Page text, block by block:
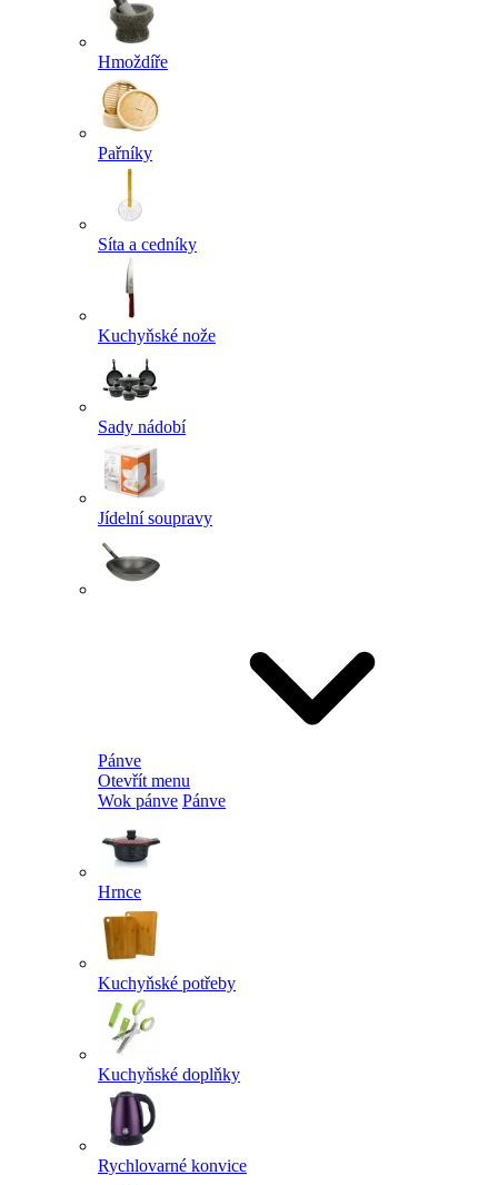
Hmoždíře
Pařníky
Síta a cedníky
Kuchyňské nože
Sady nádobí
Jídelní soupravy
Pánve
Otevřít menu
Wok pánve Pánve
Hrnce
Kuchyňské potřeby
Kuchyňské doplňky
Rychlovarné konvice